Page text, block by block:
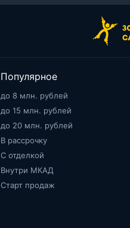
Популярное
до 8 млн. рублей
до 15 млн. рублей
до 20 млн. рублей
В рассрочку
С отделкой
Внутри МКАД
Старт продаж